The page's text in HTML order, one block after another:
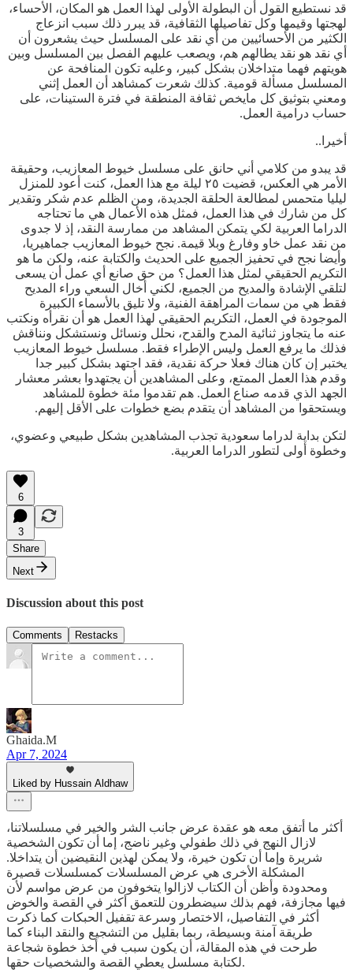
قد نستطيع القول أن البطولة الأولى لهذا العمل هو المكان، الأحساء،
لهجتها وقيمها وكل تفاصيلها الثقافية، قد يبرر ذلك سبب انزعاج
الكثير من الأحسائيين من أي نقد على المسلسل حيث يشعرون أن
أي نقد هو نقد يطالهم هم، ويصعب عليهم الفصل بين المسلسل وبين
هويتهم فهما متداخلان بشكل كبير، وعليه تكون المنافحة عن
المسلسل مسألة قومية. كذلك شعرت كمشاهد أن العمل إثني
ومعني بتوثيق كل مايخص ثقافة المنطقة في فترة الستينات، على
حساب درامية العمل.
أخيرا..
قد يبدو من كلامي أني حانق على مسلسل خيوط المعازيب، وحقيقة
الأمر هي العكس، قضيت ٢٥ ليلة مع هذا العمل، كنت أعود للمنزل
ليليا متحمس لمطالعة الحلقة الجديدة، ومن الظلم عدم شكر وتقدير
كل من شارك في هذا العمل، فمثل هذه الأعمال هي ما تحتاجه
الدراما العربية لكي يتمكن المشاهد من ممارسة النقد، إذ لا جدوى
من نقد عمل خاو وفارغ وبلا قيمة. نجح خيوط المعازيب جماهيريا،
وأيضا نجح في تحفيز الجميع على الحديث والكتابة عنه، ولكن ما هو
التكريم الحقيقي لمثل هذا العمل؟ من حق صانع أي عمل أن يسعى
لتلقي الإشادة والمديح من الجميع، لكني أخال السعي وراء المديح
فقط هي من سمات المراهقة الفنية، ولا تليق بالأسماء الكبيرة
الموجودة في العمل، التكريم الحقيقي لهذا العمل هو أن نقرأه ونكتب
عنه ما يتجاوز ثنائية المدح والقدح، نحلل ونسائل ونستشكل ونناقش
فذلك ما يرفع العمل وليس الإطراء فقط. مسلسل خيوط المعازيب
يختبر إن كان هناك فعلا حركة نقدية، فقد اجتهد بشكل كبير جدا
وقدم هذا العمل الممتع، وعلى المشاهدين أن يجتهدوا بعشر معشار
الجهد الذي قدمه صناع العمل. هم تقدموا مئة خطوة للمشاهد
ويستحقوا من المشاهد أن يتقدم بضع خطوات على الأقل إليهم.
لتكن بداية لدراما سعودية تجذب المشاهدين بشكل طبيعي وعضوي،
وخطوة أولى لتطور الدراما العربية.
6
3
Share
Next
Discussion about this post
Comments Restacks
Ghaida.M
Apr 7, 2024
Liked by Hussain Aldhaw
أكثر ما أتفق معه هو عقدة عرض جانب الشر والخير في مسلسلاتنا،
لازال النهج في ذلك طفولي وغير ناضج، إما أن تكون الشخصية
شريرة وإما أن تكون خيرة، ولا يمكن لهذين النقيضين أن يتداخلا.
المشكلة الأخرى هي عرض المسلسلات كمسلسلات قصيرة
ومحدودة وأظن أن الكتاب لازالوا يتخوفون من عرض مواسم لأن
فيها مجازفة، فهم بذلك سيضطرون للتعمق أكثر في القصة والخوض
أكثر في التفاصيل، الاختصار وسرعة تقفيل الحبكات كما ذكرت
طريقة آمنة وبسيطة، ربما بقليل من التشجيع والنقد البناء كما
طرحت في هذه المقالة، أن يكون سبب في أخذ خطوة شجاعة
لكتابة مسلسل يعطي القصة والشخصيات حقها.